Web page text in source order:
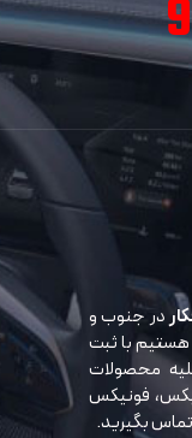
در جنوب و
هستیم با ثبت
محصولات
فونیکس